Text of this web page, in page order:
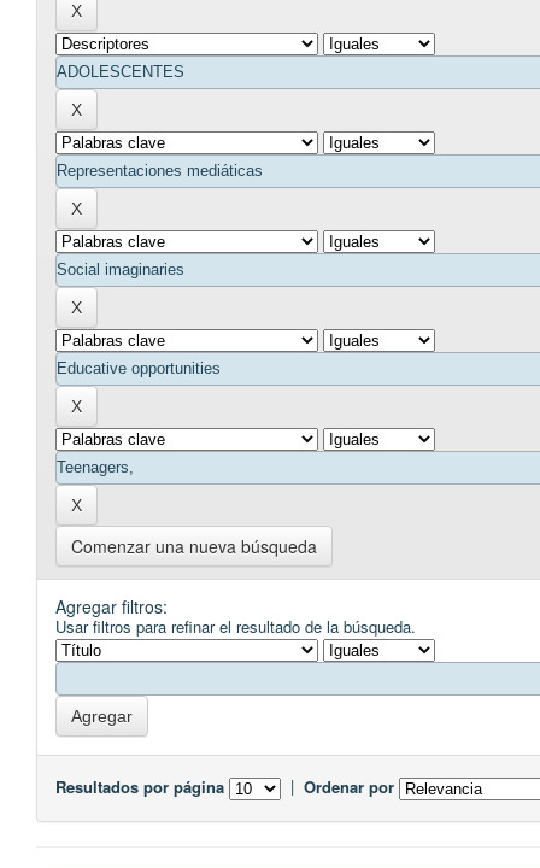
Comenzar una nueva búsqueda
Agregar filtros:
Usar filtros para refinar el resultado de la búsqueda.
Resultados por página | Ordenar por